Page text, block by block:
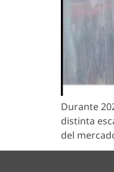
Durante
distinta
del